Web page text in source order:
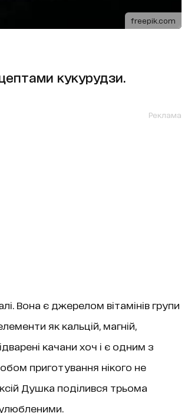
freepik.com
кукурудзи.
Реклама
Вона є джерелом вітамінів групи
як кальцій, магній,
качани хоч і є одним з
приготування нікого не
Душка поділився трьома